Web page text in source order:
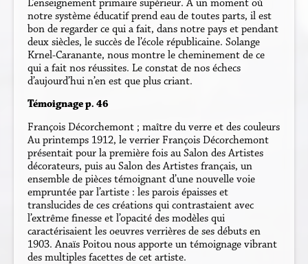
L’enseignement primaire supérieur. À un moment où
notre système éducatif prend eau de toutes parts, il est
bon de regarder ce qui a fait, dans notre pays et pendant
deux siècles, le succès de l’école républicaine. Solange
Krnel-Caranante, nous montre le cheminement de ce
qui a fait nos réussites. Le constat de nos échecs
d’aujourd’hui n’en est que plus criant.
Témoignage p. 46
François Décorchemont ; maître du verre et des couleurs
Au printemps 1912, le verrier François Décorchemont
présentait pour la première fois au Salon des Artistes
décorateurs, puis au Salon des Artistes français, un
ensemble de pièces témoignant d’une nouvelle voie
empruntée par l’artiste : les parois épaisses et
translucides de ces créations qui contrastaient avec
l’extrême finesse et l’opacité des modèles qui
caractérisaient les oeuvres verrières de ses débuts en
1903. Anaïs Poitou nous apporte un témoignage vibrant
des multiples facettes de cet artiste.